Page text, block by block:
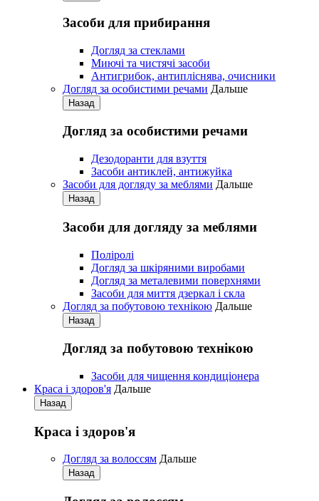
Засоби для прибирання
Догляд за стеклами
Миючі та чистячі засоби
Антигрибок, антипліснява, очисники
Догляд за особистими речами Дальше
Назад
Догляд за особистими речами
Дезодоранти для взуття
Засоби антиклей, антижуйка
Засоби для догляду за меблями Дальше
Назад
Засоби для догляду за меблями
Поліролі
Догляд за шкіряними виробами
Догляд за металевими поверхнями
Засоби для миття дзеркал і скла
Догляд за побутовою технікою Дальше
Назад
Догляд за побутовою технікою
Засоби для чищення кондиціонера
Краса і здоров'я Дальше
Назад
Краса і здоров'я
Догляд за волоссям Дальше
Назад